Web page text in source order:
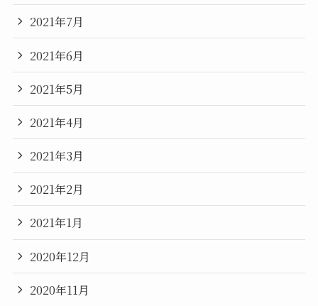
2021年7月
2021年6月
2021年5月
2021年4月
2021年3月
2021年2月
2021年1月
2020年12月
2020年11月